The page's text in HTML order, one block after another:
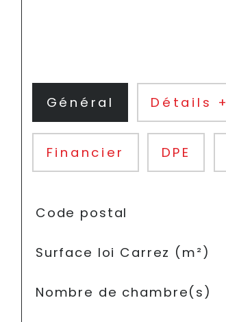
Général Détails +
Financier DPE
TRAD_SIROCCO_Caracteristique
Code postal
Surface loi Carrez (m²)
Nombre de chambre(s)